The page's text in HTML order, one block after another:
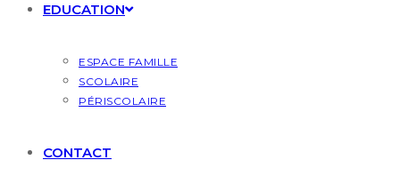
EDUCATION
ESPACE FAMILLE
SCOLAIRE
PÉRISCOLAIRE
CONTACT